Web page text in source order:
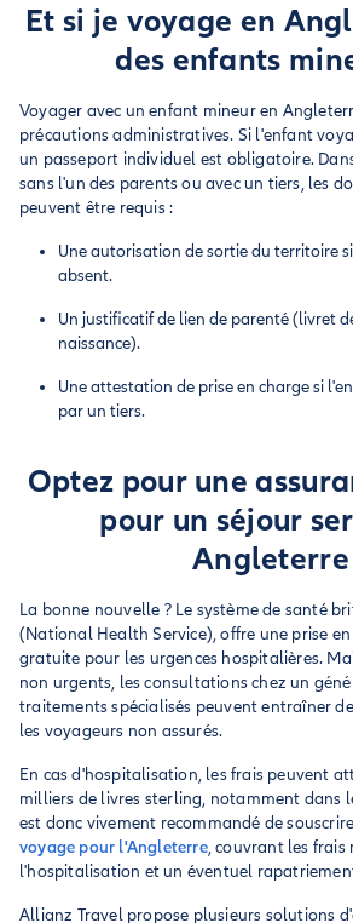
Et si je voyage en
des enfants
Voyager avec un enfant mineur en
précautions administratives. Si l'enfant
un passeport individuel est obligatoire.
sans l'un des parents ou avec un tiers, les
peuvent être requis :
Une autorisation de sortie du territoire
absent.
Un justificatif de lien de parenté (livret
naissance).
Une attestation de prise en charge si
par un tiers.
Optez pour une
pour un séjour
Angleterre
La bonne nouvelle ? Le système de santé
(National Health Service), offre une prise
gratuite pour les urgences hospitalières.
non urgents, les consultations chez un
traitements spécialisés peuvent entraîner
les voyageurs non assurés.
En cas d'hospitalisation, les frais peuvent
milliers de livres sterling, notamment dans
est donc vivement recommandé de
voyage pour l'Angleterre, couvrant les frais
l'hospitalisation et un éventuel
Allianz Travel propose plusieurs solutions